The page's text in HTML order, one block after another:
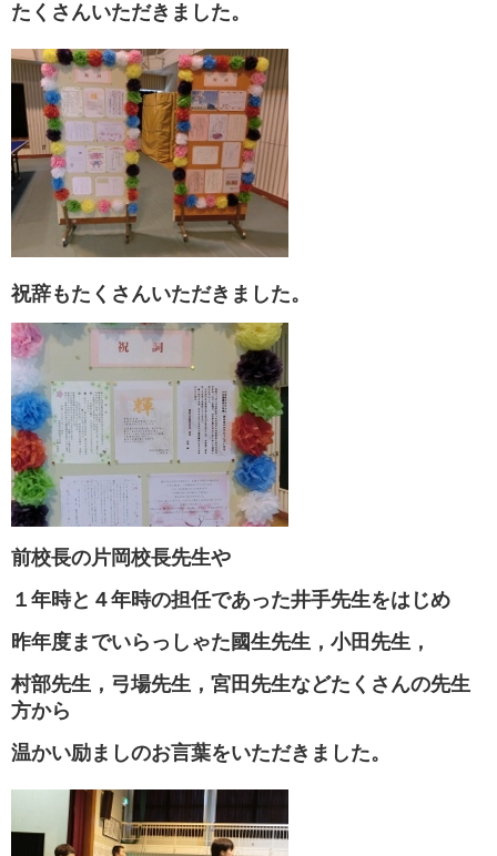
たくさんいただきました。
祝辞もたくさんいただきました。
前校長の片岡校長先生や
１年時と４年時の担任であった井手先生をはじめ
昨年度までいらっしゃた國生先生，小田先生，
村部先生，弓場先生，宮田先生などたくさんの先生
方から
温かい励ましのお言葉をいただきました。